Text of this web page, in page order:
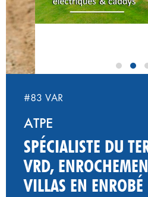
#83 VAR
ATPE
SPÉCIALISTE DU
VRD,
VILLAS EN ENROBÉ